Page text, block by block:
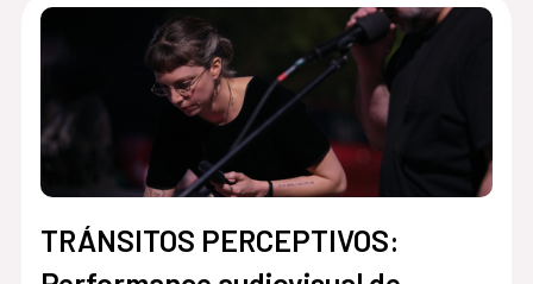
TRÁNSITOS PERCEPTIVOS: